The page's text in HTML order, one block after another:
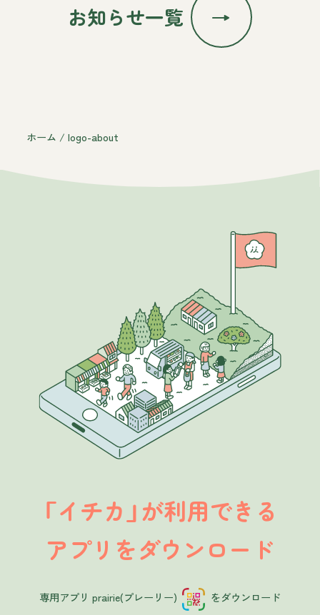
お知らせ一覧
ホーム / logo-about
「イチカ」が利用できる
アプリをダウンロード
専用アプリ prairie(プレーリー) をダウンロード